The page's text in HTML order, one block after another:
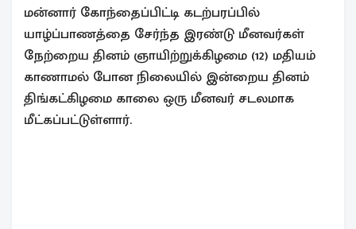
மன்னார் கோந்தைப்பிட்டி கடற்பரப்பில்
யாழ்ப்பாணத்தை சேர்ந்த இரண்டு மீனவர்கள்
நேற்றைய தினம் ஞாயிற்றுக்கிழமை (12) மதியம்
காணாமல் போன நிலையில் இன்றைய தினம்
திங்கட்கிழமை காலை ஒரு மீனவர் சடலமாக
மீட்கப்பட்டுள்ளார்.